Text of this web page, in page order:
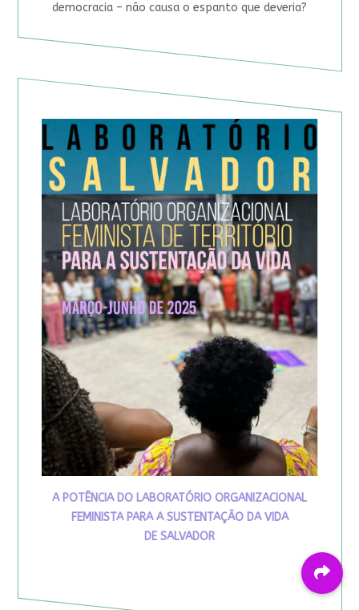
democracia – não causa o espanto que deveria?
A POTÊNCIA DO LABORATÓRIO ORGANIZACIONAL
FEMINISTA PARA A SUSTENTAÇÃO DA VIDA
DE SALVADOR